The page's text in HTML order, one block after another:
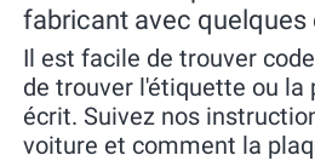
fabricant avec quelques
Il est facile de trouver
de trouver l'étiquette ou la
écrit. Suivez nos
voiture et comment la